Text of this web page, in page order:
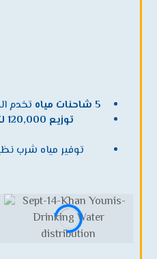
5 شاحنات مياه
تخدم
توزيع 120,000 لتر يوميًا
توفير مياه شرب